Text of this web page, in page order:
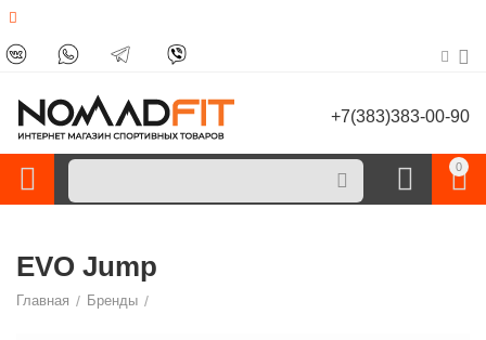
+7(383)383-00-90
0
EVO Jump
Главная / Бренды /